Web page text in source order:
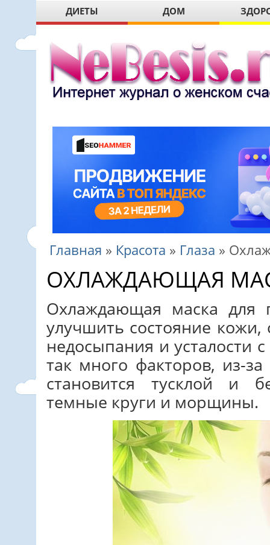
ДИЕТЫ ДОМ
Главная » Красота » Глаза »
ОХЛАЖДАЮЩАЯ
Охлаждающая маска для
улучшить состояние кожи,
недосыпания и усталости
так много факторов, из-
становится тусклой и
темные круги и морщины.